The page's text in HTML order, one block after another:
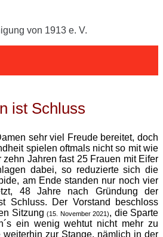
von 1913 e. V.
ist Schluss
sehr viel Freude bereitet, doch
spielen oftmals nicht so mit wie
zehn Jahren fast 25 Frauen mit Eifer
dabei, so reduzierte sich die
am Ende standen nur noch vier
48 Jahre nach Gründung der
Schluss. Der Vorstand beschloss
Sitzung(15. November 2021), die Sparte
ein wenig wehtut nicht mehr zu
zur Stange, nämlich in der